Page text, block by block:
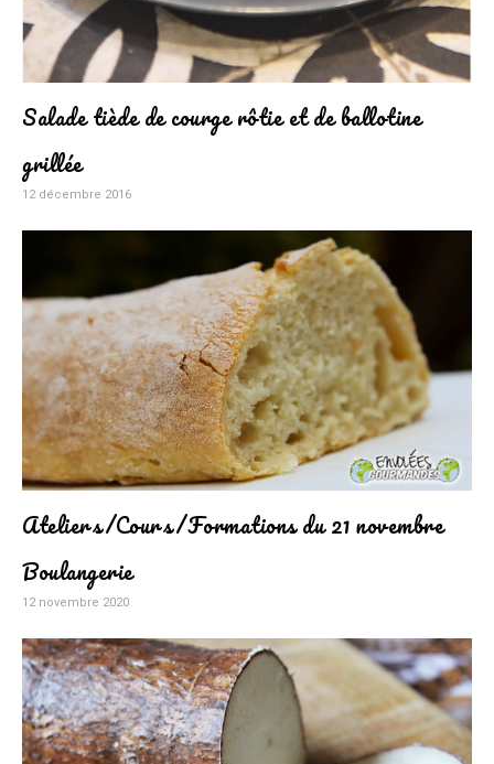
Salade tiède de courge rôtie et de ballotine
grillée
12 décembre 2016
Ateliers/Cours/Formations du 21 novembre
Boulangerie
12 novembre 2020